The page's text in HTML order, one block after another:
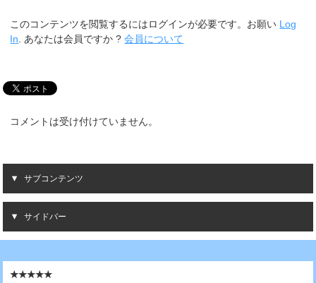
このコンテンツを閲覧するにはログインが必要です。お願い Log
In. あなたは会員ですか ?会員について
コメントは受け付けていません。
サブコンテンツ
サイドバー
★★★★★